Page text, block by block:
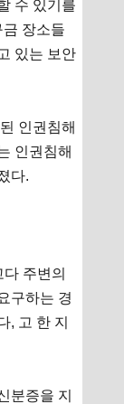
수 있기를
장소들
있는 보안
인권침해
인권침해
다.
주변의
구하는 경
, 고 한 지
분증을 지